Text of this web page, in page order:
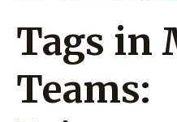
Tags in
Teams:
maximale
Effizienz